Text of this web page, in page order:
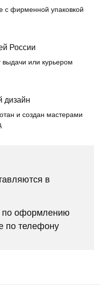
c фирменной упаковкой
России
или курьером
дизайн
и создан мастерами
в
по оформлению
по телефону